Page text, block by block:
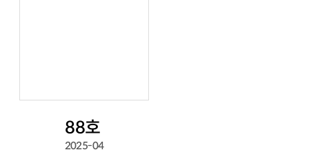
88호
2025-04